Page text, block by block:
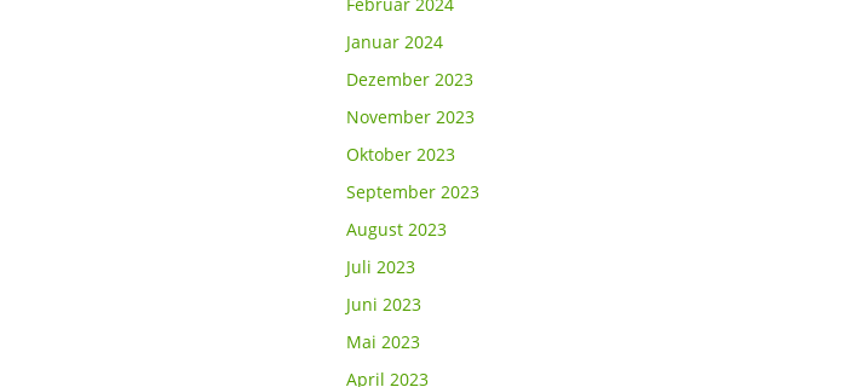
Januar 2024
Dezember 2023
November 2023
Oktober 2023
September 2023
August 2023
Juli 2023
Juni 2023
Mai 2023
April 2023